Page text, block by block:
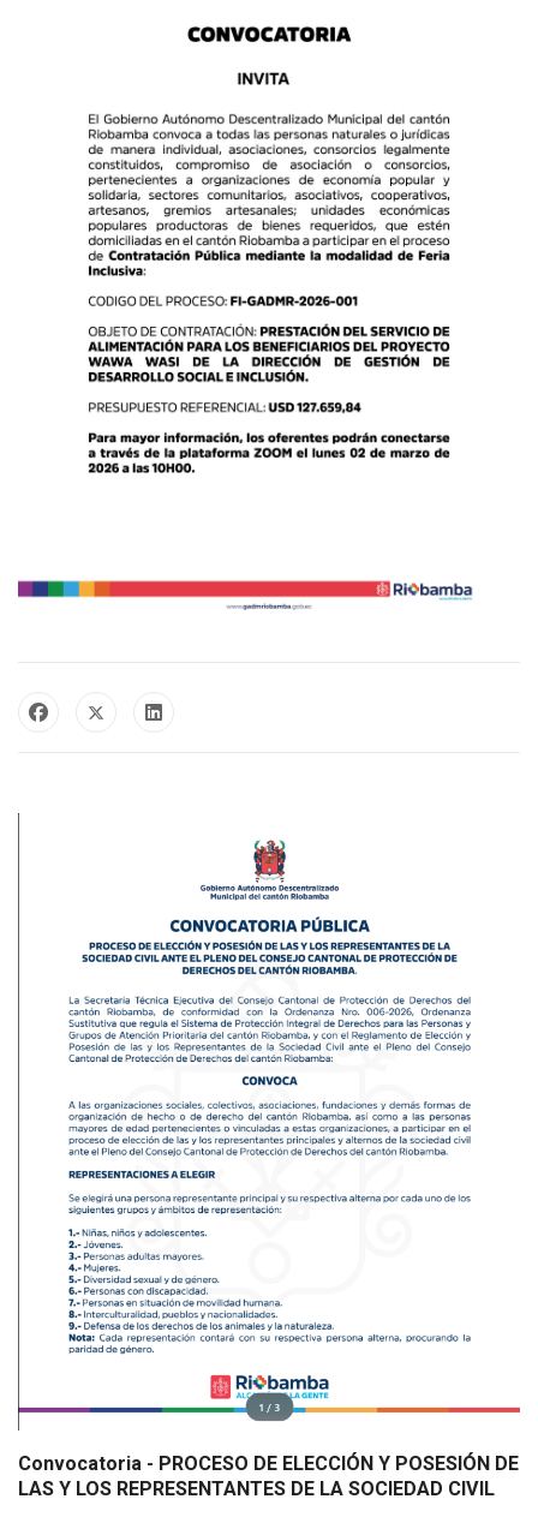
Convocatoria - PROCESO DE ELECCIÓN Y POSESIÓN DE
LAS Y LOS REPRESENTANTES DE LA SOCIEDAD CIVIL